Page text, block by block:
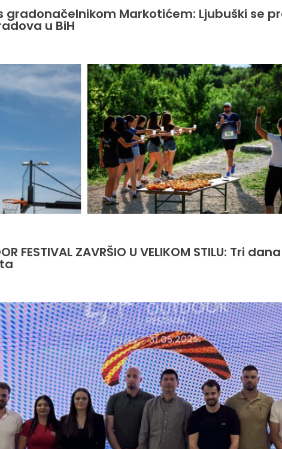
gradonačelnikom Markotićem: Ljubuški se
u BiH
FESTIVAL ZAVRŠIO U VELIKOM STILU: Tri